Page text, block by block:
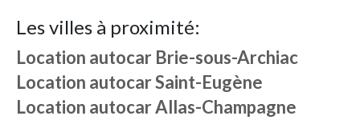
Les villes à proximité:
Location autocar Brie-sous-Archiac
Location autocarSaint-Eugène
Location autocarAllas-Champagne